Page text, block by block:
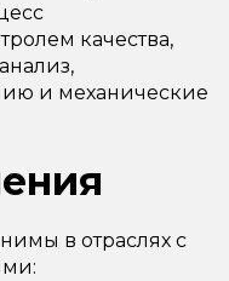
качества,
и механические
в отраслях с